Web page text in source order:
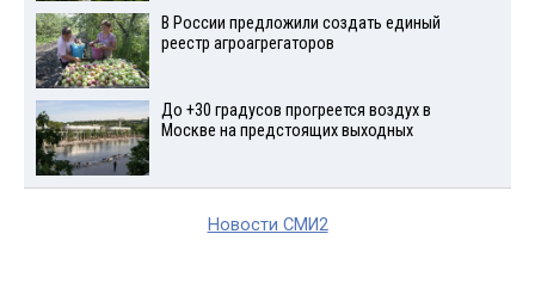
В России предложили создать единый
реестр агроагрегаторов
До +30 градусов прогреется воздух в
Москве на предстоящих выходных
Новости СМИ2